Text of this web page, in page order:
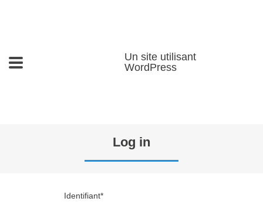
Un site utilisant
WordPress
Log in